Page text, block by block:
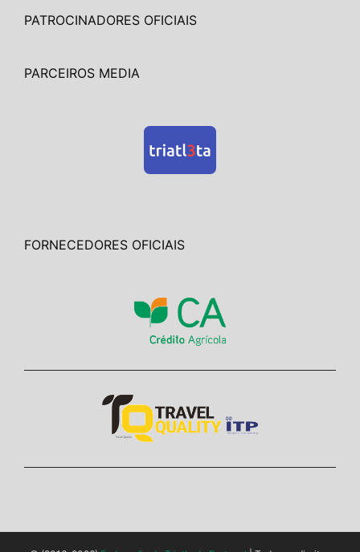
PATROCINADORES OFICIAIS
PARCEIROS MEDIA
FORNECEDORES OFICIAIS